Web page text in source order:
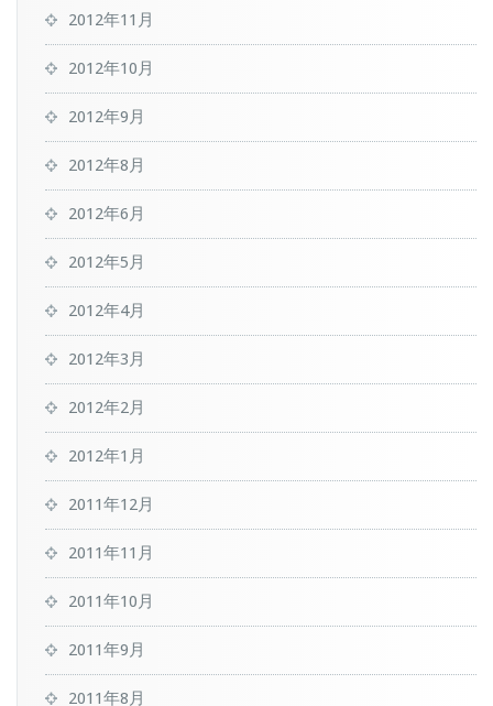
2012年11月
2012年10月
2012年9月
2012年8月
2012年6月
2012年5月
2012年4月
2012年3月
2012年2月
2012年1月
2011年12月
2011年11月
2011年10月
2011年9月
2011年8月